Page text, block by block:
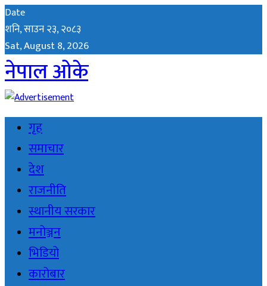
Date
शनि, साउन २३, २०८३
Sat, August 8, 2026
नेपाल ओके
गृह
समाचार
देश
राजनीति
स्थानीय सरकार
मनोञ्जन
भिडियो
कारोबार